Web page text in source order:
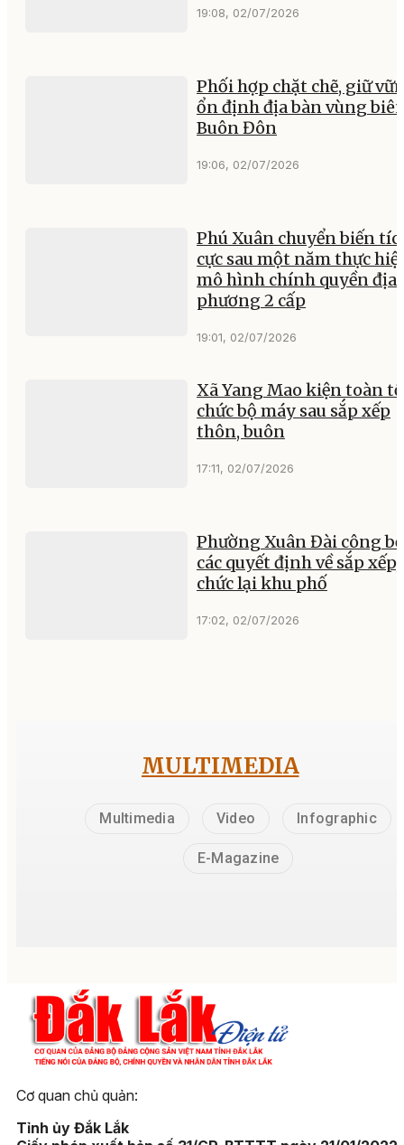
19:08, 02/07/2026
Phối hợp chặt chẽ, giữ
ổn định địa bàn vùng
Buôn Đôn
19:06, 02/07/2026
Phú Xuân chuyển biến
cực sau một năm thực
mô hình chính quyền địa
phương 2 cấp
19:01, 02/07/2026
Xã Yang Mao kiện toàn tổ
chức bộ máy sau sắp xếp
thôn, buôn
17:11, 02/07/2026
Phường Xuân Đài công bố
các quyết định về sắp
chức lại khu phố
17:02, 02/07/2026
MULTIMEDIA
Multimedia Video Infographic
E-Magazine
Cơ quan chủ quản:
Tỉnh ủy Đắk Lắk